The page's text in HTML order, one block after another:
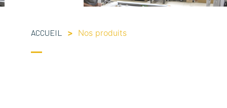
ACCUEIL > Nos produits